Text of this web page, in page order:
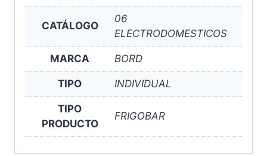
CATÁLOGO
06
ELECTRODOMESTICOS
MARCA BORD
TIPO INDIVIDUAL
TIPO
PRODUCTO
FRIGOBAR